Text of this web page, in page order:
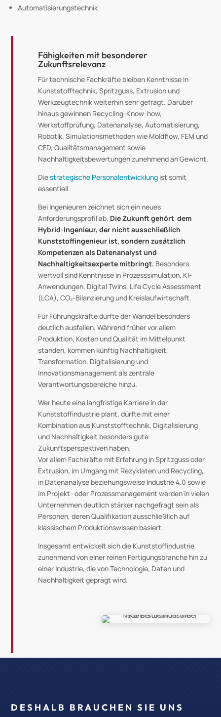
Automatisierungstechnik
Fähigkeiten mit besonderer
Zukunftsrelevanz
Für technische Fachkräfte bleiben Kenntnisse in
Kunststofftechnik, Spritzguss, Extrusion und
Werkzeugtechnik weiterhin sehr gefragt. Darüber
hinaus gewinnen Recycling-Know-how,
Werkstoffprüfung, Datenanalyse, Automatisierung,
Robotik, Simulationsmethoden wie Moldflow, FEM und
CFD, Qualitätsmanagement sowie
Nachhaltigkeitsbewertungen zunehmend an Gewicht.
Diestrategische Personalentwicklung ist somit
essentiell.
Bei Ingenieuren zeichnet sich ein neues
Anforderungsprofil ab. Die Zukunft gehört dem
Hybrid-Ingenieur, der nicht ausschließlich
Kunststoffingenieur ist, sondern zusätzlich
Kompetenzen als Datenanalyst und
Nachhaltigkeitsexperte mitbringt. Besonders
wertvoll sind Kenntnisse in Prozesssimulation, KI-
Anwendungen, Digital Twins, Life Cycle Assessment
(LCA), CO₂-Bilanzierung und Kreislaufwirtschaft.
Für Führungskräfte dürfte der Wandel besonders
deutlich ausfallen. Während früher vor allem
Produktion, Kosten und Qualität im Mittelpunkt
standen, kommen künftig Nachhaltigkeit,
Transformation, Digitalisierung und
Innovationsmanagement als zentrale
Verantwortungsbereiche hinzu.
Wer heute eine langfristige Karriere in der
Kunststoffindustrie plant, dürfte mit einer
Kombination aus Kunststofftechnik, Digitalisierung
und Nachhaltigkeit besonders gute
Zukunftsperspektiven haben.
Vor allem Fachkräfte mit Erfahrung in Spritzguss oder
Extrusion, im Umgang mit Rezyklaten und Recycling,
in Datenanalyse beziehungsweise Industrie 4.0 sowie
im Projekt- oder Prozessmanagement werden in vielen
Unternehmen deutlich stärker nachgefragt sein als
Personen, deren Qualifikation ausschließlich auf
klassischem Produktionswissen basiert.
Insgesamt entwickelt sich die Kunststoffindustrie
zunehmend von einer reinen Fertigungsbranche hin zu
einer Industrie, die von Technologie, Daten und
Nachhaltigkeit geprägt wird.
DESHALB BRAUCHEN SIE UNS